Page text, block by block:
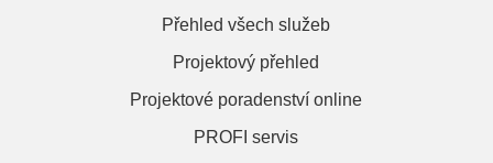
Přehled všech služeb
Projektový přehled
Projektové poradenství online
PROFI servis